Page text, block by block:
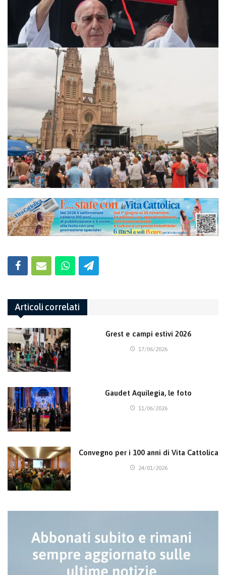
Articoli correlati
Grest e campi estivi 2026
17/06/2026
Gaudet Aquilegia, le foto
11/06/2026
Convegno per i 100 anni di Vita Cattolica
24/01/2026